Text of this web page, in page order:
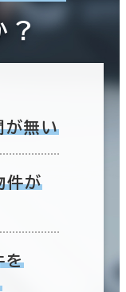
？
が無い
件が
を